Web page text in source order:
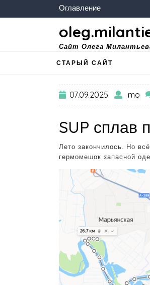
Оглавление
Сайт Олега
СТАРЫЙ САЙТ
07.09.2025 mo
SUP сплав
Лето закончилось. Но
гермомешок запасной